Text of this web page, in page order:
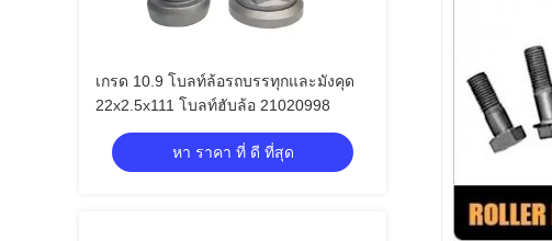
เกรด 10.9 โบลท์ล้อรถบรรทุกและมังคุด
22x2.5x111 โบลท์ฮับล้อ 21020998
หา ราคา ที่ ดี ที่สุด